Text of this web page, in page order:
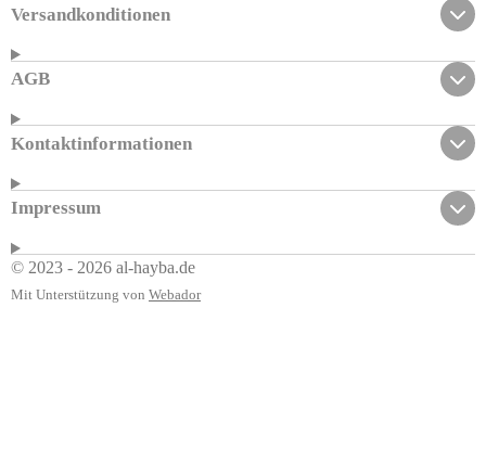
Versandkonditionen
AGB
Kontaktinformationen
Impressum
© 2023 - 2026 al-hayba.de
Mit Unterstützung von Webador